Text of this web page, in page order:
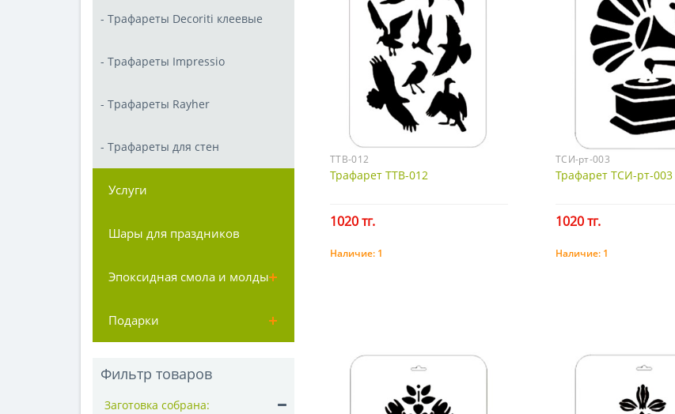
- Трафареты Decoriti клеевые
- Трафареты Impressio
- Трафареты Rayher
- Трафареты для стен
Услуги
Шары для праздников
Эпоксидная смола и молды
Подарки
Фильтр товаров
Заготовка собрана:
ТТВ-012
Трафарет ТТВ-012
1020 тг.
Купить
Наличие: 1
ТСИ-рт-003
Трафарет ТСИ-рт-003
1020 тг.
Купить
Наличие: 1